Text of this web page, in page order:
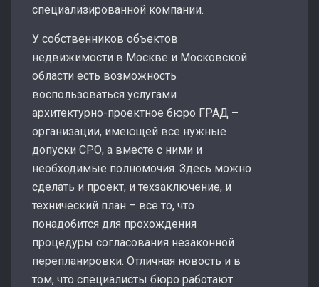
специализированной компании.
У собственников объектов
недвижимости в Москве и Московской
области есть возможность
воспользоваться услугами
архитектурно-проектное бюро ГРАД –
организации, имеющей все нужные
допуски СРО, а вместе с ними и
необходимые полномочия. Здесь можно
сделать и проект, и техзаключение, и
технический план – все то, что
понадобится для прохождения
процедуры согласования незаконной
перепланировки. Отличная новость и в
том, что специалисты бюро работают